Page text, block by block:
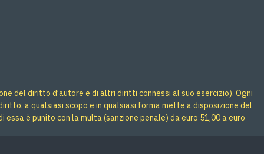
del diritto d’autore e di altri diritti connessi al suo esercizio). Ogni
a qualsiasi scopo e in qualsiasi forma mette a disposizione del
è punito con la multa (sanzione penale) da euro 51,00 a euro